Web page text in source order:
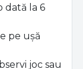
dată la 6
pe ușă
joc sau